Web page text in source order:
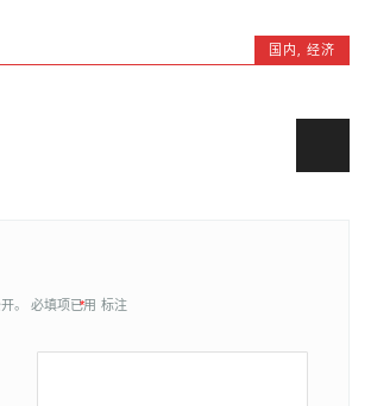
国内,经济
。 必填项已用
* 标注